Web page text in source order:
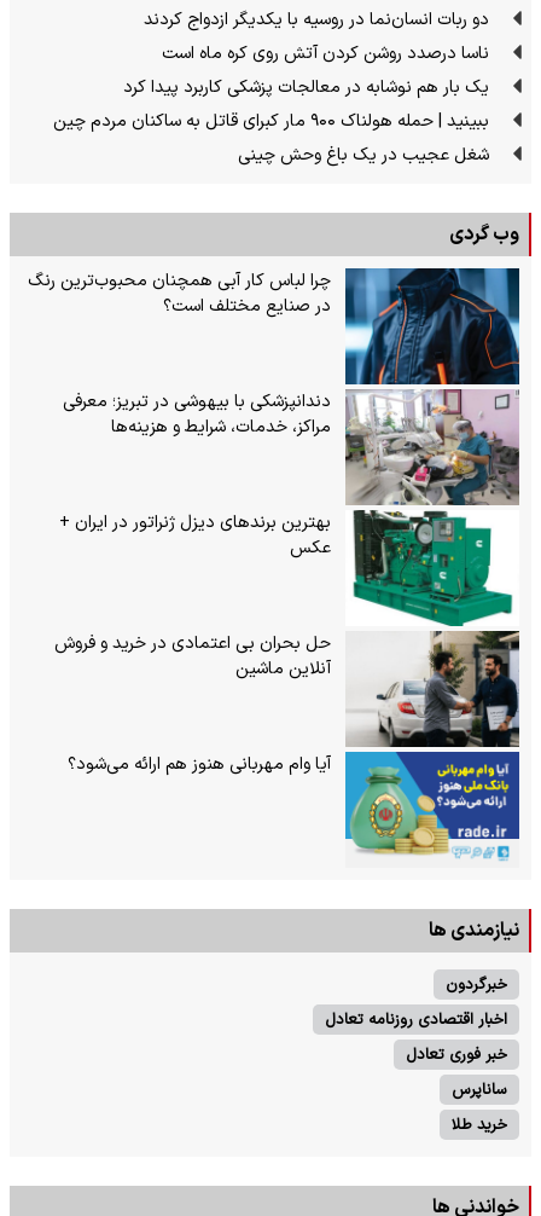
دو ربات انسان‌نما در روسیه با یکدیگر ازدواج کردند
ناسا درصدد روشن کردن آتش روی کره ماه است
یک بار هم نوشابه در معالجات پزشکی کاربرد پیدا کرد
ببینید | حمله هولناک ۹۰۰ مار کبرای قاتل به ساکنان مردم چین
شغل عجیب در یک باغ وحش چینی
وب گردی
چرا لباس کار آبی همچنان محبوب‌ترین رنگ
در صنایع مختلف است؟
دندانپزشکی با بیهوشی در تبریز؛ معرفی
مراکز، خدمات، شرایط و هزینه‌ها
بهترین برندهای دیزل ژنراتور در ایران +
عکس
حل بحران بی‌ اعتمادی در خرید و فروش
آنلاین ماشین
آیا وام مهربانی هنوز هم ارائه می‌شود؟
نیازمندی ها
خبرگردون
اخبار اقتصادی روزنامه تعادل
خبر فوری تعادل
ساناپرس
خرید طلا
خواندنی ها